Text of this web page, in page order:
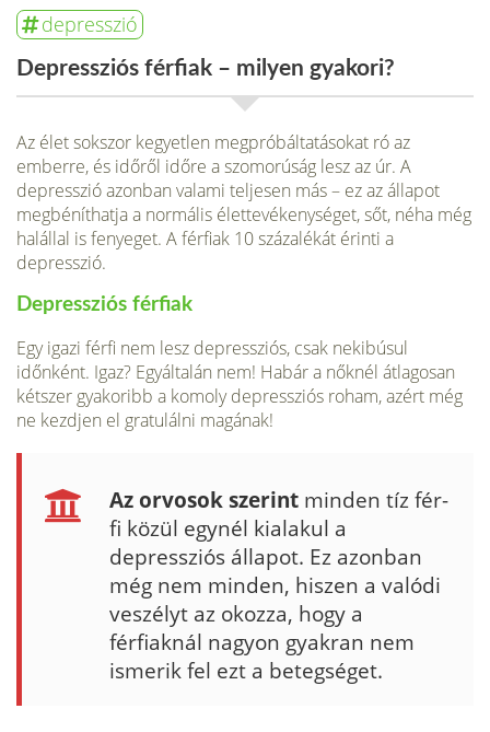
depresszió
Depressziós férfiak – milyen gyakori?
Az élet sokszor kegyetlen megpróbáltatásokat ró az
emberre, és időről időre a szomorúság lesz az úr. A
depresszió azonban valami teljesen más – ez az állapot
megbéníthatja a normális élettevékenységet, sőt, néha még
halállal is fenyeget. A férfiak 10 százalékát érinti a
depresszió.
Depressziós férfiak
Egy igazi férfi nem lesz depressziós, csak nekibúsul
időnként. Igaz? Egyál­talán nem! Habár a nőknél átlagosan
kétszer gyakoribb a komoly depressziós roham, azért még
ne kezdjen el gratulálni magának!
Az orvosok szerint minden tíz fér­
fi közül egynél kialakul a
depressziós állapot. Ez azonban
még nem minden, hiszen a valódi
veszélyt az okozza, hogy a
férfiaknál nagyon gyakran nem
ismerik fel ezt a betegséget.